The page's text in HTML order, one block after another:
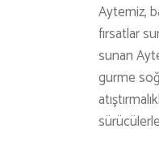
Aytemiz,
fırsatlar
sunan
gurme